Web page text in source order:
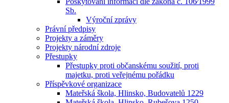
Sb.
Výroční zprávy
Právní předpisy
Projekty a záměry
Projekty národní zdroje
Přestupky
Přestupky proti občanskému soužití, proti
majetku, proti veřejnému pořádku
Příspěvkové organizace
Mateřská škola, Hlinsko, Budovatelů 1229